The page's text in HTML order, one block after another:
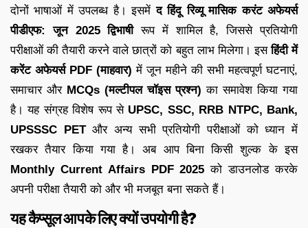
दोनों भाषाओं में उपलब्ध है। इसमेंद हिंदू रिव्यू मासिक करंट अफेयर्स
पीडीएफ: जून 2025 द्विभाषीरूप में शामिल है, जिससे प्रतियोगी
परीक्षाओं की तैयारी करने वाले छात्रों को बहुत लाभ मिलेगा। इसहिंदी में
करेंट अफेयर्स PDF (माहवार) में जून महीने की सभी महत्वपूर्ण घटनाएं,
समाचार और MCQs (मल्टीपल चॉइस प्रश्न) का समावेश किया गया
है। यह संग्रह विशेष रूप से UPSC, SSC, RRB NTPC, Bank,
UPSSSC PETऔर अन्य सभी प्रतियोगी परीक्षाओं को ध्यान में
रखकर तैयार किया गया है। अब आप बिना किसी शुल्क के इस
Monthly Current Affairs PDF 2025 को डाउनलोड करके
अपनी परीक्षा तैयारी को और भी मजबूत बना सकते हैं।
यह कैप्सूल आपके लिए क्यों उपयोगी है?